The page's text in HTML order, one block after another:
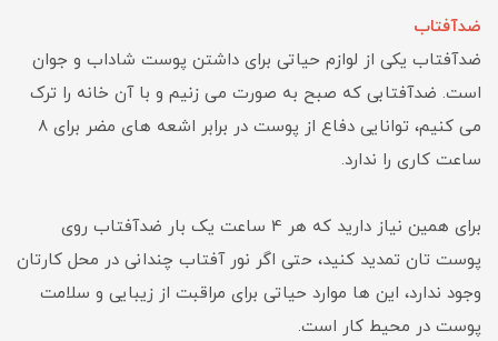
ضدآفتاب
ضدآفتاب یکی از لوازم حیاتی برای داشتن پوست شاداب و جوان
است. ضدآفتابی که صبح به صورت می زنیم و با آن خانه را ترک
می کنیم، توانایی دفاع از پوست در برابر اشعه های مضر برای 8
ساعت کاری را ندارد.
برای همین نیاز دارید که هر 4 ساعت یک بار ضدآفتاب روی
پوست تان تمدید کنید، حتی اگر نور آفتاب چندانی در محل کارتان
وجود ندارد، این ها موارد حیاتی برای مراقبت از زیبایی و سلامت
پوست در محیط کار است.